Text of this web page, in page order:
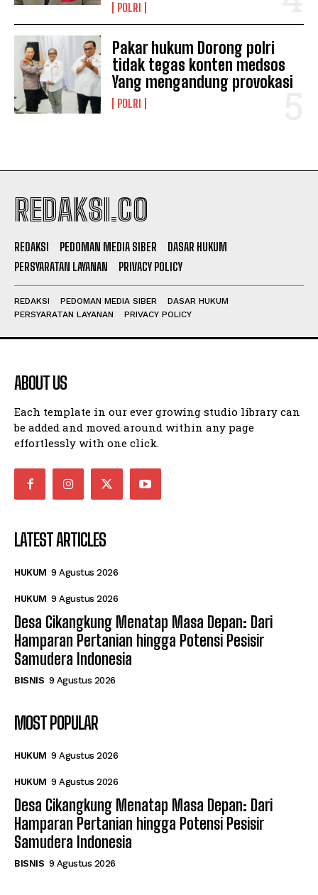
POLRI
Pakar hukum Dorong polri
tidak tegas konten medsos
Yang mengandung provokasi
POLRI
REDAKSI.CO
REDAKSI PEDOMAN MEDIA SIBER
DASAR HUKUM
PERSYARATAN LAYANAN
PRIVACY POLICY
REDAKSI PEDOMAN MEDIA SIBER
DASAR HUKUM
PERSYARATAN LAYANAN
PRIVACY POLICY
ABOUT US
Each template in our ever growing studio library can
be added and moved around within any page
effortlessly with one click.
LATEST ARTICLES
HUKUM 9 Agustus 2026
HUKUM 9 Agustus 2026
Desa Cikangkung Menatap Masa Depan: Dari
Hamparan Pertanian hingga Potensi Pesisir
Samudera Indonesia
BISNIS 9 Agustus 2026
MOST POPULAR
HUKUM 9 Agustus 2026
HUKUM 9 Agustus 2026
Desa Cikangkung Menatap Masa Depan: Dari
Hamparan Pertanian hingga Potensi Pesisir
Samudera Indonesia
BISNIS 9 Agustus 2026